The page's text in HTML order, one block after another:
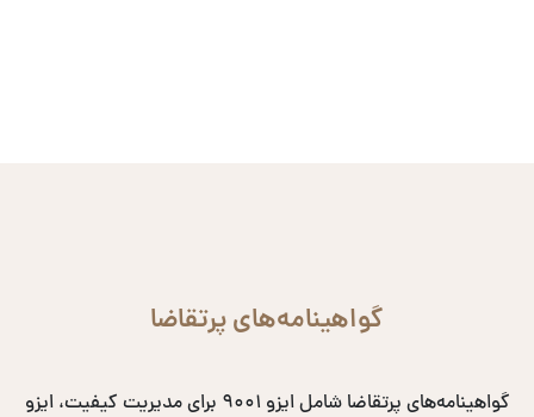
گواهینامه‌های پرتقاضا
گواهینامه‌های پرتقاضا شامل ایزو ۹۰۰۱ برای مدیریت کیفیت، ایزو